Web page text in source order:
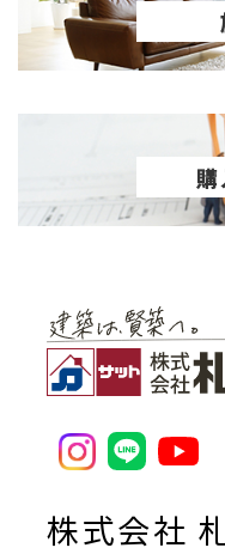
株式会社